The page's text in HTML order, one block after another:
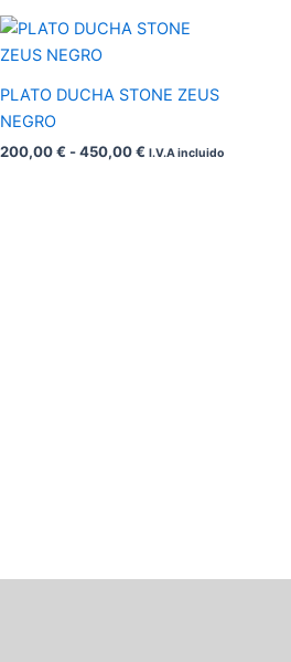
PLATO DUCHA STONE ZEUS
NEGRO
200,00€ -450,00€
Rango
200,00 €
I.V.A incluido